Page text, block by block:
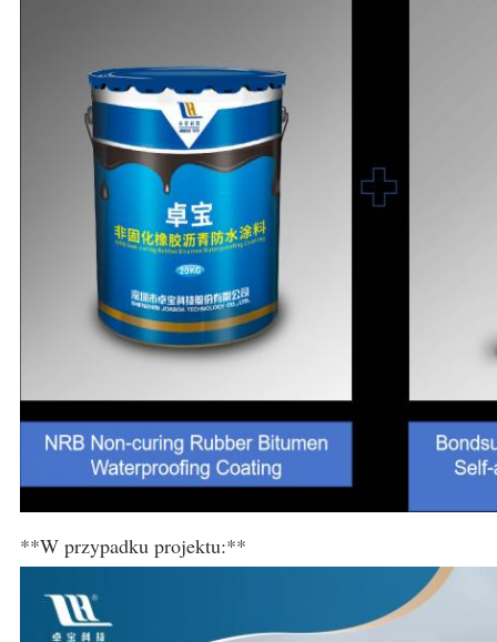
**W przypadku projektu:**